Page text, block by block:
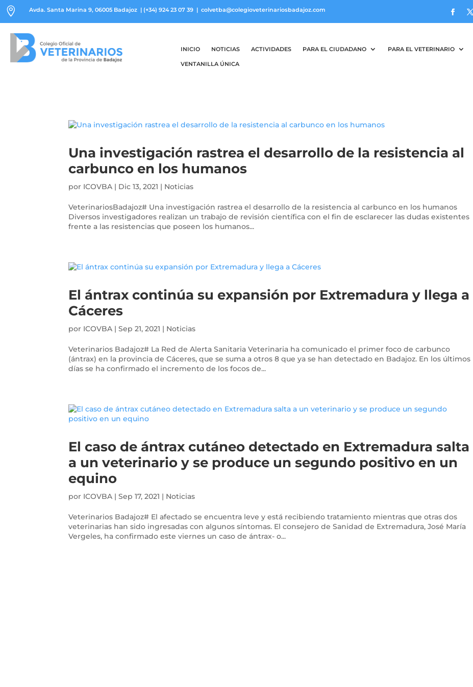
 Avda. Santa Marina 9, 06005 Badajoz | (+34) 924 23 07 39 | colvetba@colegioveterinariosbadajoz.com
INICIO NOTICIAS ACTIVIDADES PARA EL CIUDADANO PARA EL VETERINARIO
VENTANILLA ÚNICA
Una investigación rastrea el desarrollo de la resistencia al
carbunco en los humanos
por ICOVBA | Dic 13, 2021 | Noticias
VeterinariosBadajoz# Una investigación rastrea el desarrollo de la resistencia al carbunco en los humanos
Diversos investigadores realizan un trabajo de revisión científica con el fin de esclarecer las dudas existentes
frente a las resistencias que poseen los humanos...
El ántrax continúa su expansión por Extremadura y llega a
Cáceres
por ICOVBA |Sep 21, 2021 | Noticias
Veterinarios Badajoz# La Red de Alerta Sanitaria Veterinaria ha comunicado el primer foco de carbunco
(ántrax) en la provincia de Cáceres, que se suma a otros 8 que ya se han detectado en Badajoz. En los últimos
días se ha confirmado el incremento de los focos de...
El caso de ántrax cutáneo detectado en Extremadura salta
a un veterinario y se produce un segundo positivo en un
equino
por ICOVBA |Sep 17, 2021 | Noticias
Veterinarios Badajoz# El afectado se encuentra leve y está recibiendo tratamiento mientras que otras dos
veterinarias han sido ingresadas con algunos síntomas. El consejero de Sanidad de Extremadura, José María
Vergeles, ha confirmado este viernes un caso de ántrax- o...